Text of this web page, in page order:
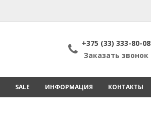
+375 (33) 333-80-08
Заказать звонок
SALE ИНФОРМАЦИЯ КОНТАКТЫ